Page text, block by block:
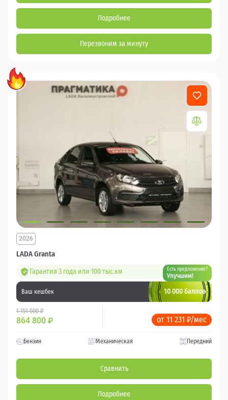
Подробнее
Перезвоним за минуту
LADA Granta
2026
Гарантия 3 года или 100 тыс.км Есть предложение?
Улучшим!
Ваш кешбек 10 000 баллов
1 151 000 ₽
864 800 ₽ от 11 231 ₽/мес
Бензин Механическая Передний
Сравнить
Подробнее